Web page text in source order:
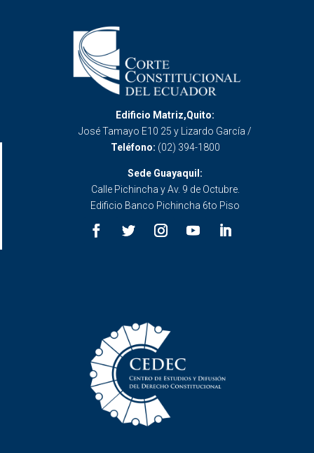
Edificio Matriz,Quito:
José Tamayo E10 25 y Lizardo García /
Teléfono: (02) 394-1800
Sede Guayaquil:
Calle Pichincha y Av. 9 de Octubre.
Edificio Banco Pichincha 6to Piso